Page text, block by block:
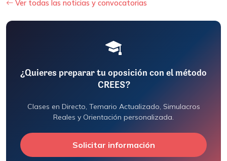
Ver todas las noticias y convocatorias
¿Quieres preparar tu oposición con el método
CREES?
Clases en Directo, Temario Actualizado, Simulacros
Reales y Orientación personalizada.
Solicitar información